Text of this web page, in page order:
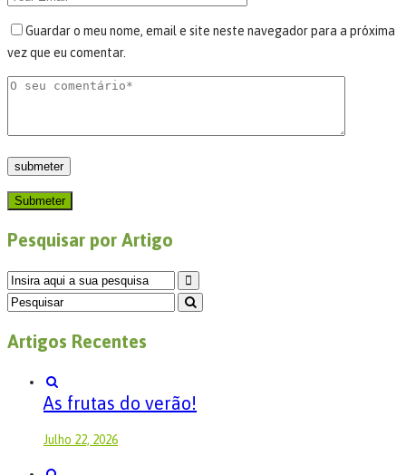
Guardar o meu nome, email e site neste navegador para a próxima
vez que eu comentar.
Submeter
Pesquisar por Artigo
Artigos Recentes
As frutas do verão!
Julho 22, 2026